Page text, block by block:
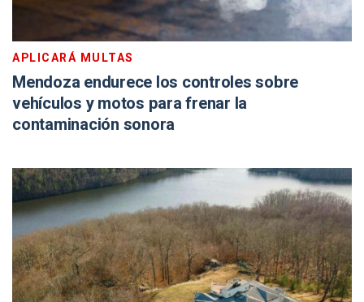
APLICARÁ MULTAS
Mendoza endurece los controles sobre
vehículos y motos para frenar la
contaminación sonora